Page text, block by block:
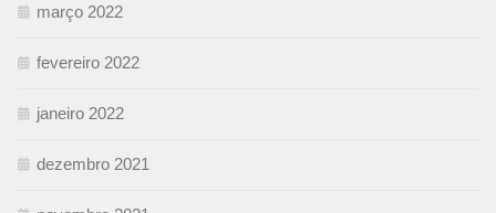
março 2022
fevereiro 2022
janeiro 2022
dezembro 2021